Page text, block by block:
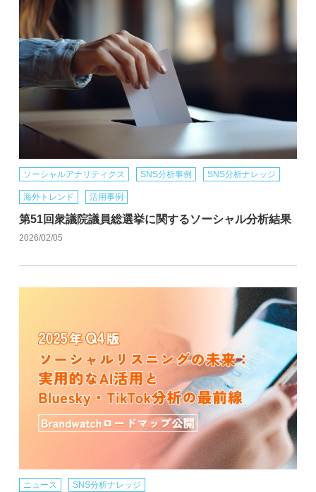
ソーシャルアナリティクス SNS分析事例 SNS分析ナレッジ
海外トレンド 活用事例
第51回衆議院議員総選挙に関するソーシャル分析結果
2026/02/05
ニュース SNS分析ナレッジ